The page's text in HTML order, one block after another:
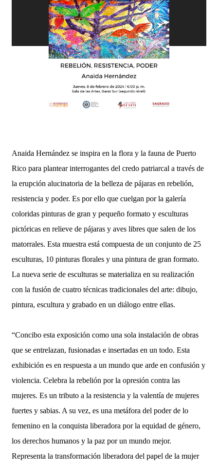
Anaida Hernández se inspira en la flora y la fauna de Puerto
Rico para plantear interrogantes del credo patriarcal a través de
la erupción alucinatoria de la belleza de pájaras en rebelión,
resistencia y poder. Es por ello que cuelgan por la galería
coloridas pinturas de gran y pequeño formato y esculturas
pictóricas en relieve de pájaras y aves libres que salen de los
matorrales. Esta muestra está compuesta de un conjunto de 25
esculturas, 10 pinturas florales y una pintura de gran formato.
La nueva serie de esculturas se materializa en su realización
con la fusión de cuatro técnicas tradicionales del arte: dibujo,
pintura, escultura y grabado en un diálogo entre ellas.
“Concibo esta exposición como una sola instalación de obras
que se entrelazan, fusionadas e insertadas en un todo. Esta
exhibición es en respuesta a un mundo que arde en confusión y
violencia. Celebra la rebelión por la opresión contra las
mujeres. Es un tributo a la resistencia y la valentía de mujeres
fuertes y sabias. A su vez, es una metáfora del poder de lo
femenino en la conquista liberadora por la equidad de género,
los derechos humanos y la paz por un mundo mejor.
Representa la transformación liberadora del papel de la mujer